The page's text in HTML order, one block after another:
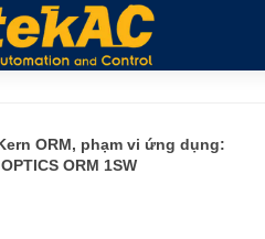
ORM, phạm vi ứng dụng:
ORM 1SW